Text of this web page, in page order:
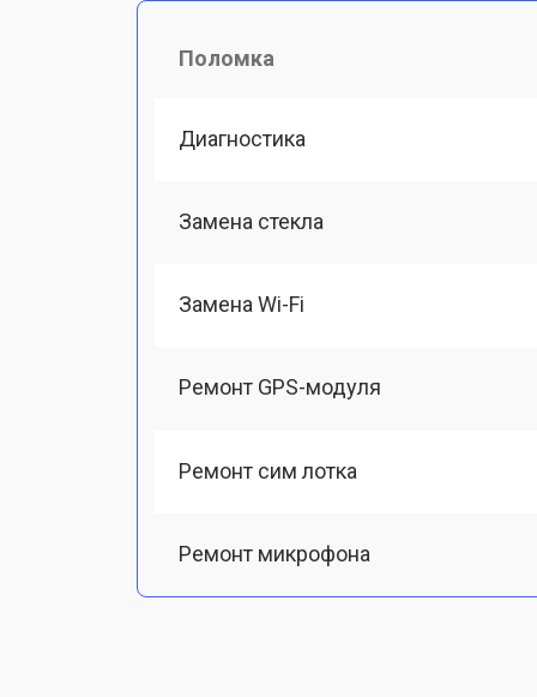
Поломка
Диагностика
Замена стекла
Замена Wi-Fi
Ремонт GPS-модуля
Ремонт сим лотка
Ремонт микрофона